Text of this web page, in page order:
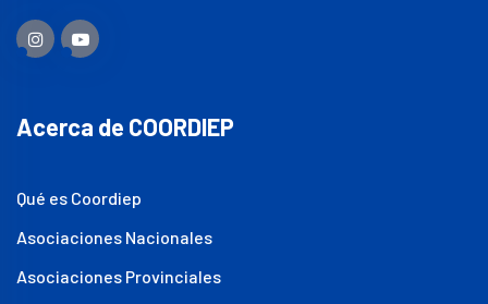
Acerca de COORDIEP
Qué es Coordiep
Asociaciones Nacionales
Asociaciones Provinciales